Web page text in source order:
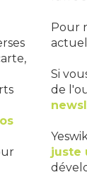
Pour
Si
de
juste